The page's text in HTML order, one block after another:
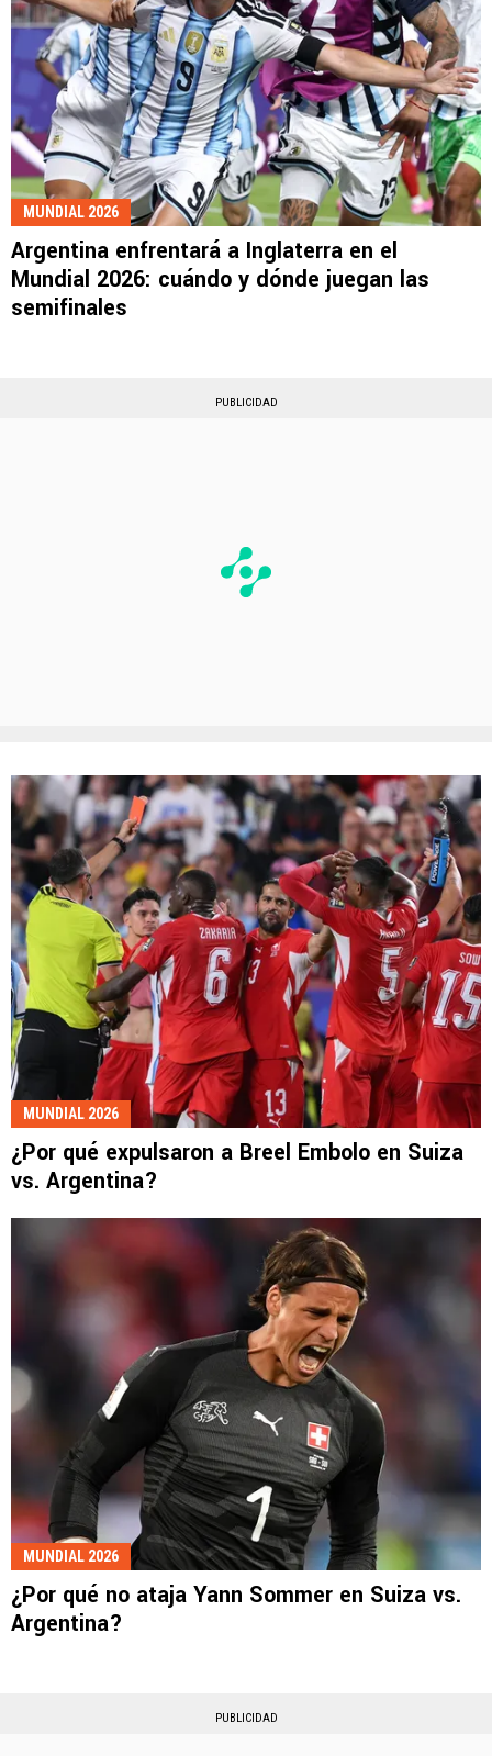
MUNDIAL 2026
Argentina enfrentará a Inglaterra en el
Mundial 2026: cuándo y dónde juegan las
semifinales
PUBLICIDAD
MUNDIAL 2026
¿Por qué expulsaron a Breel Embolo en Suiza
vs. Argentina?
MUNDIAL 2026
¿Por qué no ataja Yann Sommer en Suiza vs.
Argentina?
PUBLICIDAD